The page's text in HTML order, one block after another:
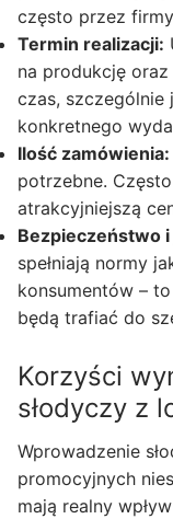
często przez
Termin realizacji:
na produkcję
czas, szczególnie
konkretnego
Ilość zamówienia:
potrzebne.
atrakcyjniejszą
Bezpieczeństwo i
spełniają normy
konsumentów –
będą trafiać do
Korzyści
słodyczy z
Wprowadzenie
promocyjnych
mają realny